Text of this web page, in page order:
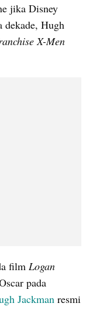
jika Disney
dekade, Hugh
film
pada
Jackman resmi